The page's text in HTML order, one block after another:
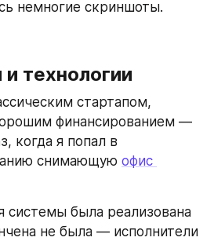
немногие скриншоты.
технологии
стартапом,
финансированием —
когда я попал в
снимающую офис
системы была реализована
не была — исполнители